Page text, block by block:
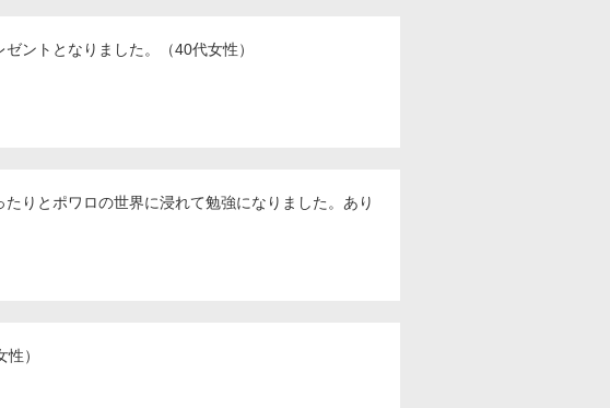
ントとなりました。（40代女性）
りとポワロの世界に浸れて勉強になりました。あり
）